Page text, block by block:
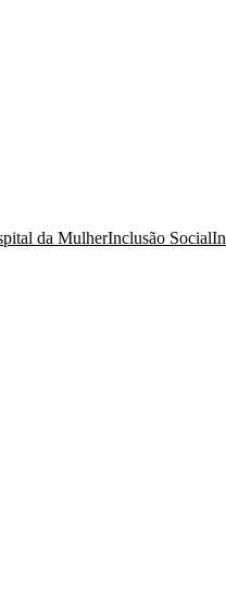
da MulherInclusão Social